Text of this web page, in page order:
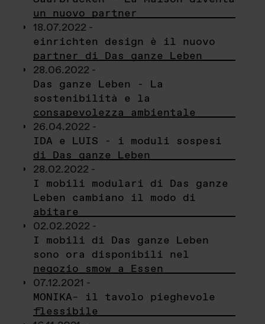
un nuovo partner
18.07.2022 -
einrichten design è il nuovo
partner di Das ganze Leben
28.06.2022 -
Das ganze Leben - La
sostenibilità e la
consapevolezza ambientale
26.04.2022 -
IDA e LUIS - i moduli sospesi
di Das ganze Leben
28.02.2022 -
I mobili modulari di Das ganze
Leben cambiano il modo di
abitare
02.02.2022 -
I mobili di Das ganze Leben
sono ora disponibili nel
negozio smow a Essen
07.12.2021 -
MONIKA– il tavolo pieghevole
flessibile